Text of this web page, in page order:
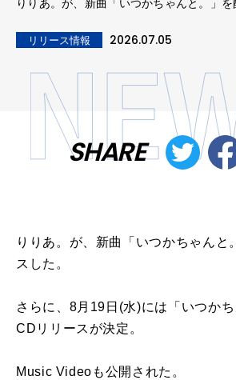
りりあ。が、新曲「いつかちゃんと。」を
リリース情報 2026.07.05
SHARE
りりあ。が、新曲「いつかちゃんと
スした。
さらに、8月19日(水)には「いつか
CDリリースが決定。
Music Videoも公開された。